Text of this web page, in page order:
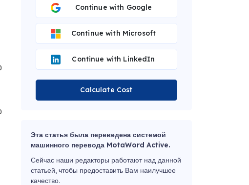
Continue with Google
Continue with Microsoft
Continue with LinkedIn
Calculate Cost
Эта статья была переведена системой
машинного перевода MotaWord Active.
Сейчас наши редакторы работают над данной
статьей, чтобы предоставить Вам наилучшее
качество.